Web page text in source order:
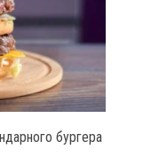
бургера